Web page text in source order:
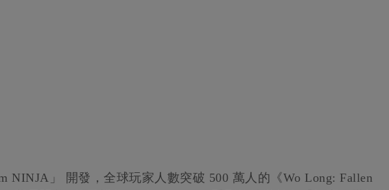
NINJA」 開發，全球玩家人數突破 500 萬人的《Wo Long: Fallen